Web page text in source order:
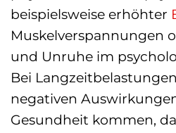
beispielsweise erhöhter
Muskelverspannungen
und Unruhe im
Bei
negativen
Gesundheit kommen,